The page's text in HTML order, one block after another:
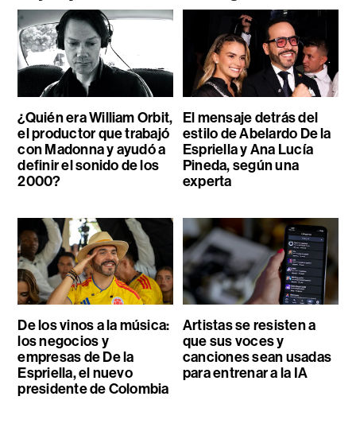
¿Quién era William Orbit,
el productor que trabajó
con Madonna y ayudó a
definir el sonido de los
2000?
El mensaje detrás del
estilo de Abelardo De la
Espriella y Ana Lucía
Pineda, según una
experta
De los vinos a la música:
los negocios y
empresas de De la
Espriella, el nuevo
presidente de Colombia
Artistas se resisten a
que sus voces y
canciones sean usadas
para entrenar a la IA